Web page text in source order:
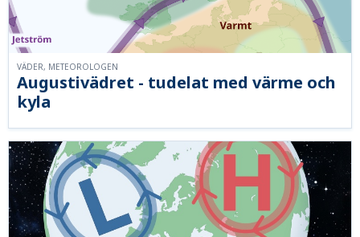
Augustivädret - tudelat med värme och
kyla
VÄDER, METEOROLOGEN